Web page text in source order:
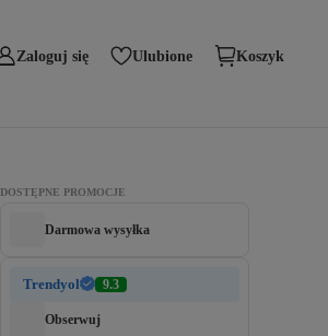
Zaloguj się Ulubione Koszyk
DOSTĘPNE PROMOCJE
Darmowa wysyłka
Trendyol 9.3
Obserwuj